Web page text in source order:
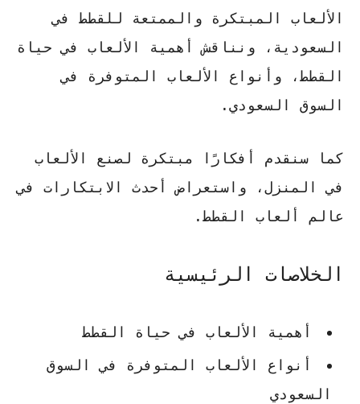
الألعاب المبتكرة والممتعة للقطط في
السعودية، ونناقش أهمية الألعاب في حياة
القطط، وأنواع الألعاب المتوفرة في
السوق السعودي.
كما سنقدم أفكارًا مبتكرة لصنع الألعاب
في المنزل، واستعراض أحدث الابتكارات في
عالم ألعاب القطط.
الخلاصات الرئيسية
أهمية الألعاب في حياة القطط
أنواع الألعاب المتوفرة في السوق
السعودي